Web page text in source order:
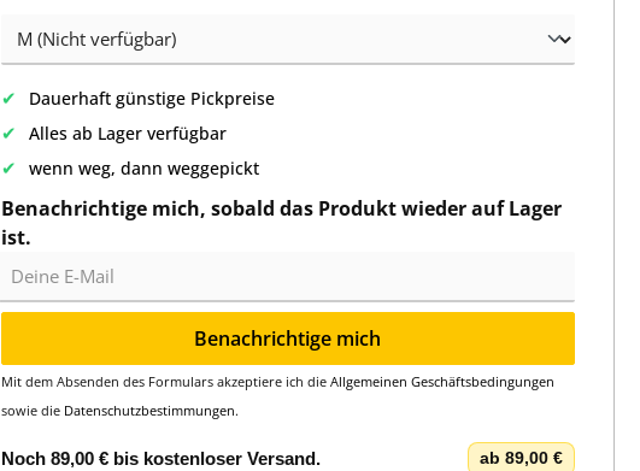
✔ Dauerhaft günstige Pickpreise
✔ Alles ab Lager verfügbar
✔ wenn weg, dann weggepickt
Benachrichtige mich, sobald das Produkt wieder auf Lager
ist.
Benachrichtige mich
Mit dem Absenden des Formulars akzeptiere ich die Allgemeinen Geschäftsbedingungen
sowie die Datenschutzbestimmungen.
Noch 89,00 €bis kostenloser Versand. ab 89,00 €